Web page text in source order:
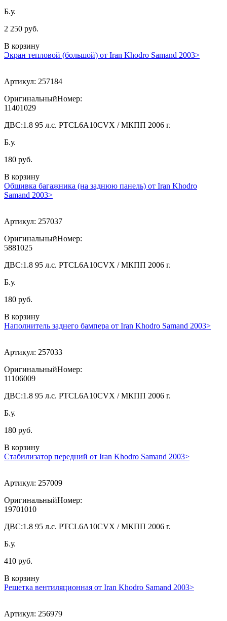
Б.у.
2 250 руб.
В корзину
Экран тепловой (большой) от Iran Khodro Samand 2003>
Артикул: 257184
ОригинальныйНомер:
11401029
ДВС:1.8 95 л.с. PTCL6A10CVX / МКПП 2006 г.
Б.у.
180 руб.
В корзину
Обшивка багажника (на заднюю панель) от Iran Khodro
Samand 2003>
Артикул: 257037
ОригинальныйНомер:
5881025
ДВС:1.8 95 л.с. PTCL6A10CVX / МКПП 2006 г.
Б.у.
180 руб.
В корзину
Наполнитель заднего бампера от Iran Khodro Samand 2003>
Артикул: 257033
ОригинальныйНомер:
11106009
ДВС:1.8 95 л.с. PTCL6A10CVX / МКПП 2006 г.
Б.у.
180 руб.
В корзину
Стабилизатор передний от Iran Khodro Samand 2003>
Артикул: 257009
ОригинальныйНомер:
19701010
ДВС:1.8 95 л.с. PTCL6A10CVX / МКПП 2006 г.
Б.у.
410 руб.
В корзину
Решетка вентиляционная от Iran Khodro Samand 2003>
Артикул: 256979